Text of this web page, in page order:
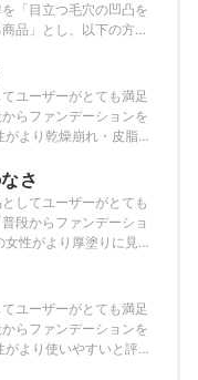
「目立つ毛穴の凹凸を
品」とし、以下の方法
ユーザーがとても満足
らファンデーションを
より乾燥崩れ・皮脂崩
行いました。
さ
してユーザーがとても
段からファンデーショ
性がより厚塗りに見え
した。
ユーザーがとても満足
らファンデーションを
より使いやすいと評価